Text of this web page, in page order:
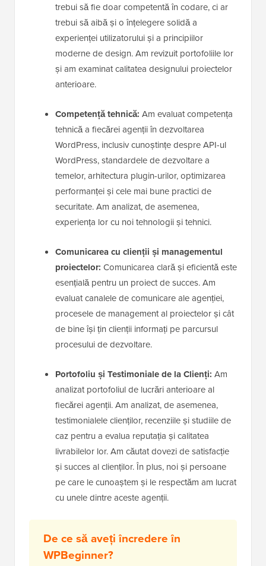
trebui să fie doar competentă în codare, ci ar
trebui să aibă și o înțelegere solidă a
experienței utilizatorului și a principiilor
moderne de design. Am revizuit portofoliile lor
și am examinat calitatea designului proiectelor
anterioare.
Competență tehnică: Am evaluat competența
tehnică a fiecărei agenții în dezvoltarea
WordPress, inclusiv cunoștințe despre API-ul
WordPress, standardele de dezvoltare a
temelor, arhitectura plugin-urilor, optimizarea
performanței și cele mai bune practici de
securitate. Am analizat, de asemenea,
experiența lor cu noi tehnologii și tehnici.
Comunicarea cu clienții și managementul
proiectelor: Comunicarea clară și eficientă este
esențială pentru un proiect de succes. Am
evaluat canalele de comunicare ale agenției,
procesele de management al proiectelor și cât
de bine își țin clienții informați pe parcursul
procesului de dezvoltare.
Portofoliu și Testimoniale de la Clienți: Am
analizat portofoliul de lucrări anterioare al
fiecărei agenții. Am analizat, de asemenea,
testimonialele clienților, recenziile și studiile de
caz pentru a evalua reputația și calitatea
livrabilelor lor. Am căutat dovezi de satisfacție
și succes al clienților. În plus, noi și persoane
pe care le cunoaștem și le respectăm am lucrat
cu unele dintre aceste agenții.
De ce să aveți încredere în
WPBeginner?